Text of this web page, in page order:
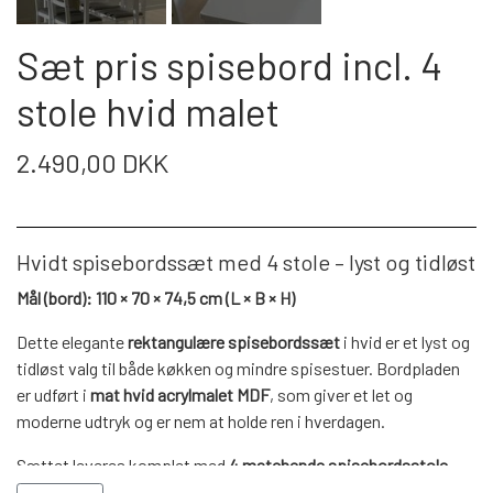
DAYBED/CHAISELONG
ENTRE
REOLER
REOL EDGE
REOL MISTRAL
REOL SIGN
VÆGPANELER
SPEJLE
BELYSNING
VÆGPANELER
VÆGPANELER
VÆGPANELER
SPEJLE
SPEJLE
PARKERING
MONTERING & LEVERING
OM OS
Sæt pris spisebord incl. 4
stole hvid malet
2.490,00 DKK
Hvidt spisebordssæt med 4 stole – lyst og tidløst
Mål (bord): 110 × 70 × 74,5 cm (L × B × H)
Dette eleganterektangulære spisebordssæt i hvid er et lyst og
tidløst valg til både køkken og mindre spisestuer. Bordpladen
er udført i mat hvid acrylmalet MDF, som giver et let og
moderne udtryk og er nem at holde ren i hverdagen.
Sættet leveres komplet med 4 matchende spisebordsstole